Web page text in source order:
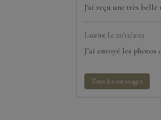
J'ai reçu une très
Laurine Le 22/12/2023
J’ai envoyé les
Tous les messages